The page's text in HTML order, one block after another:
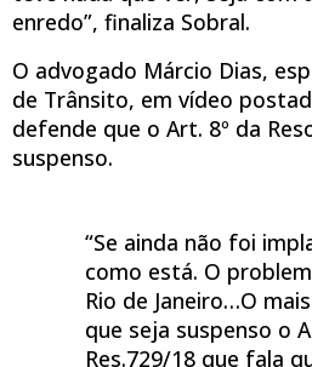
enredo”, finaliza Sobral.
O advogado Márcio Dias,
de Trânsito, em vídeo
defende que o Art. 8º da
suspenso.
“Se ainda não foi
como está. O
Rio de Janeiro…O
que seja suspenso o
Res.729/18 que fala